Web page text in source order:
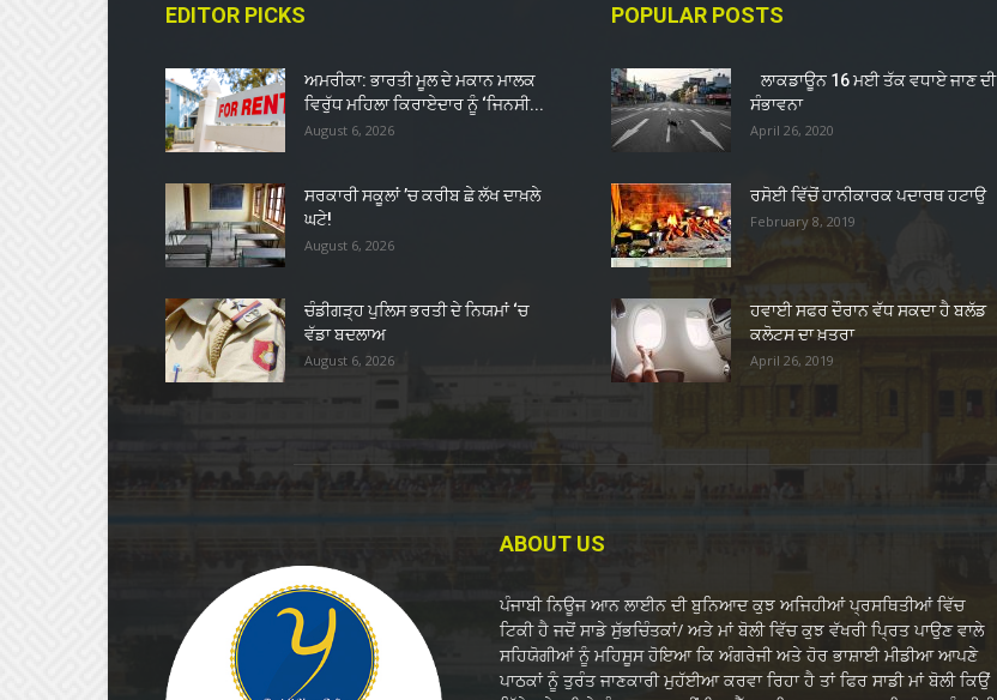
EDITOR PICKS
ਅਮਰੀਕਾ: ਭਾਰਤੀ ਮੂਲ ਦੇ ਮਕਾਨ ਮਾਲਕ
ਵਿਰੁੱਧ ਮਹਿਲਾ ਕਿਰਾਏਦਾਰ ਨੂੰ ‘ਜਿਨਸੀ...
August 6, 2026
ਸਰਕਾਰੀ ਸਕੂਲਾਂ ’ਚ ਕਰੀਬ ਛੇ ਲੱਖ ਦਾਖ਼ਲੇ
ਘਟੇ!
August 6, 2026
ਚੰਡੀਗੜ੍ਹ ਪੁਲਿਸ ਭਰਤੀ ਦੇ ਨਿਯਮਾਂ ‘ਚ
ਵੱਡਾ ਬਦਲਾਅ
August 6, 2026
POPULAR POSTS
ਲਾਕਡਾਊਨ 16 ਮਈ ਤੱਕ ਵਧਾਏ ਜਾਣ ਦੀ
ਸੰਭਾਵਨਾ
April 26, 2020
ਰਸੋਈ ਵਿੱਚੋਂ ਹਾਨੀਕਾਰਕ ਪਦਾਰਥ ਹਟਾਉ
February 8, 2019
ਹਵਾਈ ਸਫਰ ਦੌਰਾਨ ਵੱਧ ਸਕਦਾ ਹੈ ਬਲੱਡ
ਕਲੋਟਸ ਦਾ ਖ਼ਤਰਾ
April 26, 2019
ABOUT US
ਪੰਜਾਬੀ ਨਿਊਜ ਆਨ ਲਾਈਨ ਦੀ ਬੁਨਿਆਦ ਕੁਝ ਅਜਿਹੀਆਂ ਪ੍ਰਸਥਿਤੀਆਂ ਵਿੱਚ
ਟਿਕੀ ਹੈ ਜਦੋਂ ਸਾਡੇ ਸੁੱਭਚਿੰਤਕਾਂ/ ਅਤੇ ਮਾਂ ਬੋਲੀ ਵਿੱਚ ਕੁਝ ਵੱਖਰੀ ਪ੍ਰਿਤ ਪਾਉਣ ਵਾਲੇ
ਸਹਿਯੋਗੀਆਂ ਨੂੰ ਮਹਿਸੂਸ ਹੋਇਆ ਕਿ ਅੰਗਰੇਜੀ ਅਤੇ ਹੋਰ ਭਾਸ਼ਾਈ ਮੀਡੀਆ ਆਪਣੇ
ਪਾਠਕਾਂ ਨੂੰ ਤੁਰੰਤ ਜਾਣਕਾਰੀ ਮੁਹੱਈਆ ਕਰਵਾ ਰਿਹਾ ਹੈ ਤਾਂ ਫਿਰ ਸਾਡੀ ਮਾਂ ਬੋਲੀ ਕਿਉਂ